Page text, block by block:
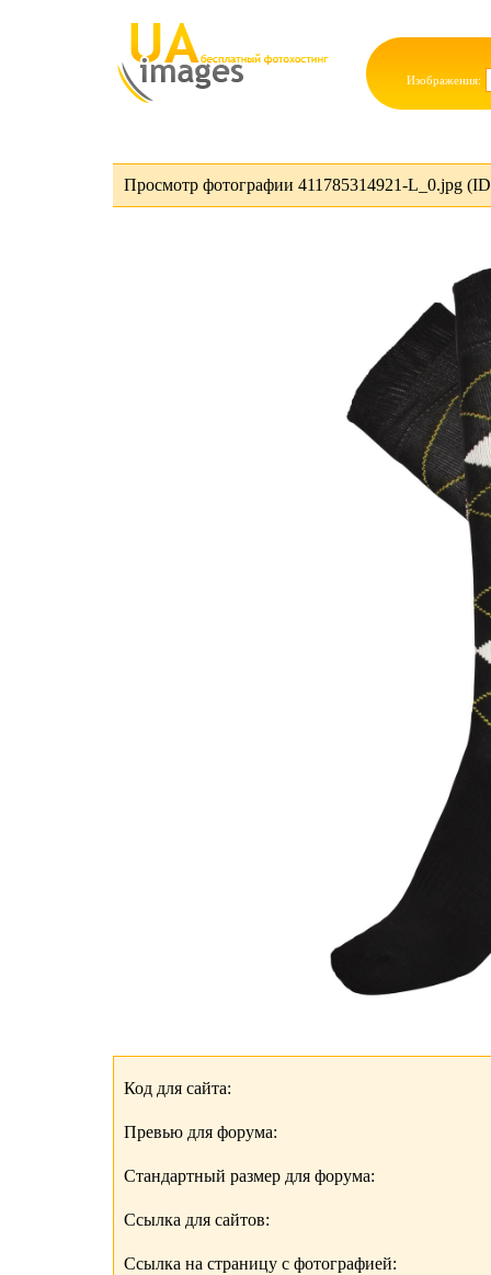
Изображения:
Просмотр фотографии 411785314921-L_0.jpg
Код для сайта:
Превью для форума:
Стандартный размер для форума:
Ссылка для сайтов:
Ссылка на страницу с фотографией: